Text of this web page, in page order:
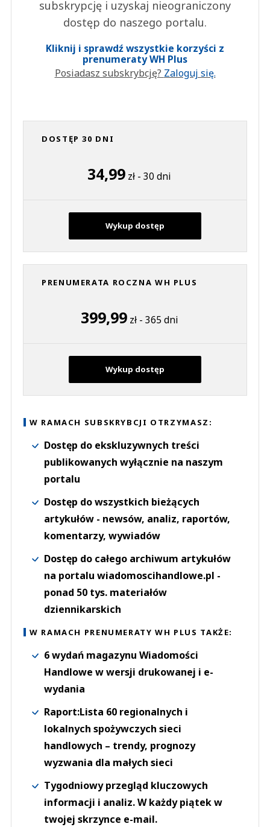
subskrypcję i uzyskaj nieograniczony
dostęp do naszego portalu.
Kliknij i sprawdź wszystkie korzyści z
prenumeraty WH Plus
Posiadasz subskrybcję? Zaloguj się.
DOSTĘP 30 DNI
34,99 zł - 30 dni
Wykup dostęp
PRENUMERATA ROCZNA WH PLUS
399,99zł - 365 dni
Wykup dostęp
W RAMACH SUBSKRYBCJI OTRZYMASZ:
Dostęp do ekskluzywnych treści
publikowanych wyłącznie na naszym
portalu
Dostęp do wszystkich bieżących
artykułów - newsów, analiz, raportów,
komentarzy, wywiadów
Dostęp do całego archiwum artykułów
na portalu wiadomoscihandlowe.pl -
ponad 50 tys. materiałów
dziennikarskich
W RAMACH PRENUMERATY WH PLUS TAKŻE:
6 wydań magazynu Wiadomości
Handlowe w wersji drukowanej i e-
wydania
Raport:Lista 60 regionalnych i
lokalnych spożywczych sieci
handlowych – trendy, prognozy
wyzwania dla małych sieci
Tygodniowy przegląd kluczowych
informacji i analiz. W każdy piątek w
twojej skrzynce e-mail.